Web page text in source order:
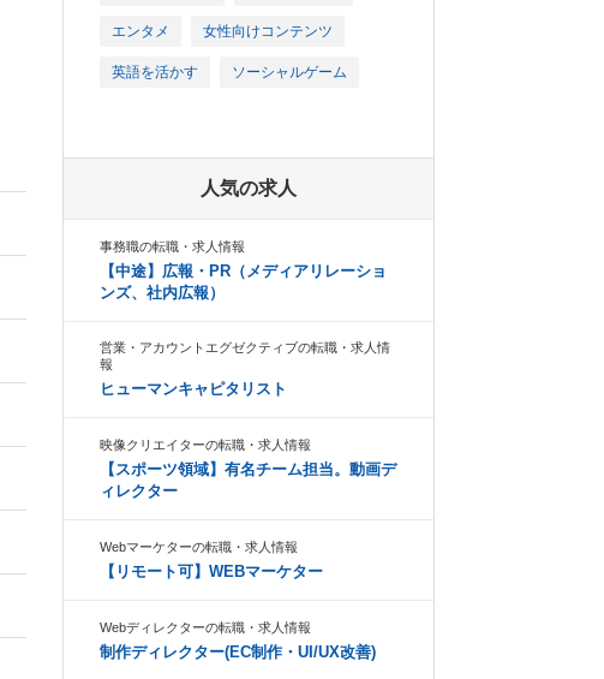
エンタメ 女性向けコンテンツ
英語を活かす ソーシャルゲーム
人気の求人
事務職の転職・求人情報
【中途】広報・PR（メディアリレーショ
ンズ、社内広報）
営業・アカウントエグゼクティブの転職・求人情
報
ヒューマンキャピタリスト
映像クリエイターの転職・求人情報
【スポーツ領域】有名チーム担当。動画デ
ィレクター
Webマーケターの転職・求人情報
【リモート可】WEBマーケター
Webディレクターの転職・求人情報
制作ディレクター(EC制作・UI/UX改善)